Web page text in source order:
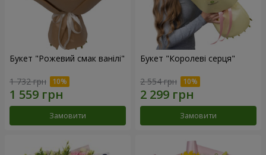
Букет "Рожевий смак ванілі"
1 732 грн
Замовити
Букет "Королеві серця"
2 554 грн
Замовити